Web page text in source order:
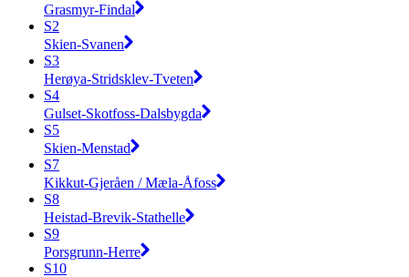
Grasmyr-Findal
S2
Skien-Svanen
S3
Herøya-Stridsklev-Tveten
S4
Gulset-Skotfoss-Dalsbygda
S5
Skien-Menstad
S7
Kikkut-Gjeråen / Mæla-Åfoss
S8
Heistad-Brevik-Stathelle
S9
Porsgrunn-Herre
S10